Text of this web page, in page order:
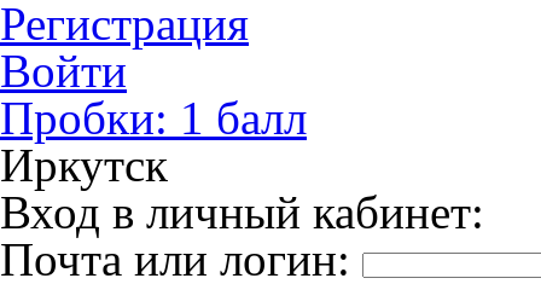
Регистрация
Войти
Пробки: 1 балл
Иркутск
Вход в личный кабинет:
Почта или логин: